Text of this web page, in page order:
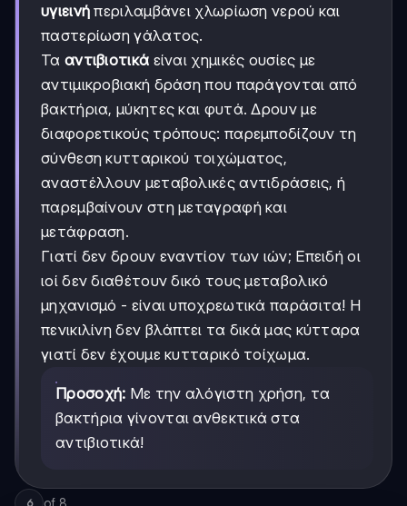
υγιεινή περιλαμβάνει χλωρίωση νερού και
παστερίωση γάλατος.
Τα αντιβιοτικά είναι χημικές ουσίες με
αντιμικροβιακή δράση που παράγονται από
βακτήρια, μύκητες και φυτά. Δρουν με
διαφορετικούς τρόπους: παρεμποδίζουν τη
σύνθεση κυτταρικού τοιχώματος,
αναστέλλουν μεταβολικές αντιδράσεις, ή
παρεμβαίνουν στη μεταγραφή και
μετάφραση.
Γιατί δεν δρουν εναντίον των ιών; Επειδή οι
ιοί δεν διαθέτουν δικό τους μεταβολικό
μηχανισμό - είναι υποχρεωτικά παράσιτα! Η
πενικιλίνη δεν βλάπτει τα δικά μας κύτταρα
γιατί δεν έχουμε κυτταρικό τοίχωμα.
Προσοχή: Με την αλόγιστη χρήση, τα
βακτήρια γίνονται ανθεκτικά στα
αντιβιοτικά!
6 of 8